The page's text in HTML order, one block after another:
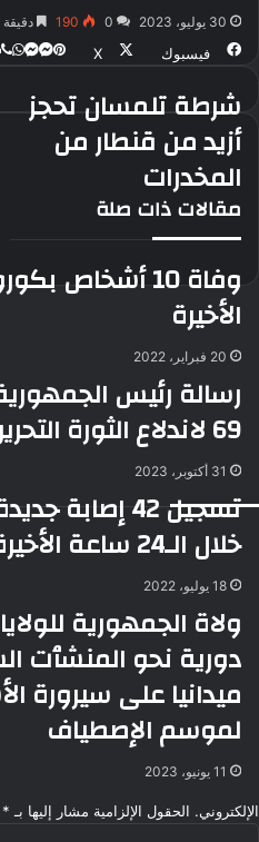
30 يوليو، 2023 0
190 دقيقة
فيسبوك ‫X
شرطة
تلمسان
تحجز
أزيد
قنطار
من
شرطة تلمسان تحجز
أزيد من قنطار من
المخدرات
مقالات ذات صلة
الأخيرة
20 فبراير، 2022
رسالة رئيس
69 لاندلاع الثورة التحريرية المجيدة
31 أكتوبر، 2023
تسجيل 42
خلال الـ24 ساعة الأخيرة
18 يوليو، 2022
ولاة الجمهورية
دورية نحو المنشٱت
ميدانيا على سيرورة
لموسم الإصطياف
11 يونيو، 2023
الإلكتروني. الحقول الإلزامية مشار إليها بـ *